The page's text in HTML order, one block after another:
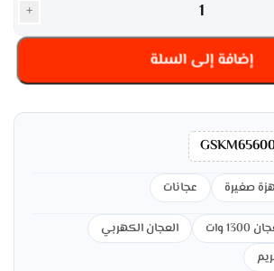
+
إضافة إلى السلة
صغيرة عجانات
وات
العجان الكهربي